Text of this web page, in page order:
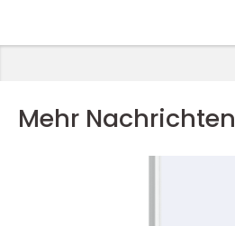
Mehr Nachrichten